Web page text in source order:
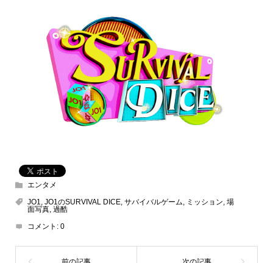
エンタメ
JO1, JO1のSURVIVAL DICE, サバイバルゲーム, ミッション, 場
面写真, 過酷
コメント: 0